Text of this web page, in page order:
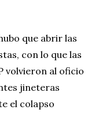
que abrir las
con lo que las
volvieron al oficio
jineteras
el colapso